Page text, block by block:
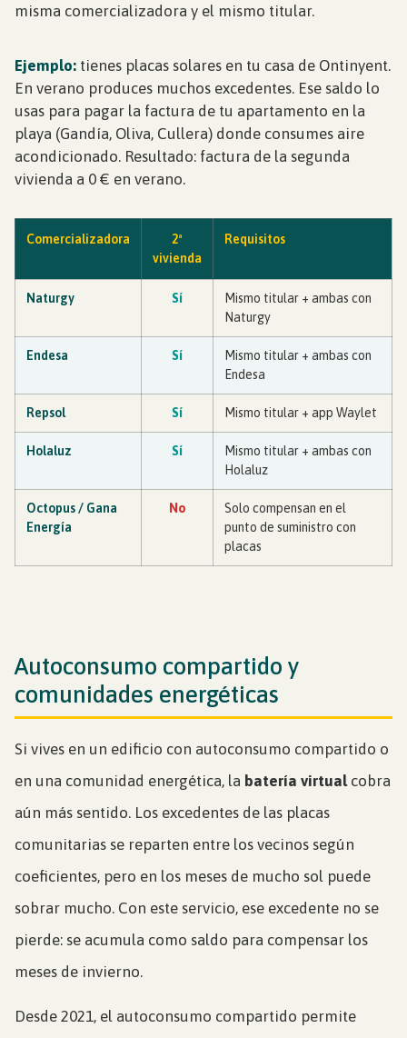
misma comercializadora y el mismo titular.
Ejemplo: tienes placas solares en tu casa de Ontinyent.
En verano produces muchos excedentes. Ese saldo lo
usas para pagar la factura de tu apartamento en la
playa (Gandía, Oliva, Cullera) donde consumes aire
acondicionado. Resultado: factura de la segunda
vivienda a 0 € en verano.
Comercializadora
2ª
vivienda
Requisitos
Naturgy Sí
Mismo titular + ambas con
Naturgy
Endesa Sí
Mismo titular + ambas con
Endesa
Repsol Sí Mismo titular + app Waylet
Holaluz Sí
Mismo titular + ambas con
Holaluz
Octopus / Gana
Energía
No
Solo compensan en el
punto de suministro con
placas
Autoconsumo compartido y
comunidades energéticas
Si vives en un edificio con autoconsumo compartido o
en una comunidad energética, la batería virtualcobra
aún más sentido. Los excedentes de las placas
comunitarias se reparten entre los vecinos según
coeficientes, pero en los meses de mucho sol puede
sobrar mucho. Con este servicio, ese excedente no se
pierde: se acumula como saldo para compensar los
meses de invierno.
Desde 2021, el autoconsumo compartido permite